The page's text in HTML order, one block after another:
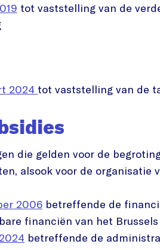
tot vaststelling van de
2024 tot vaststelling van de
die gelden voor de
alsook voor de organisatie
2006 betreffende de
financiën van het
betreffende de